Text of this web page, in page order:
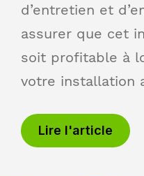
d’entretien et
assurer que cet
soit profitable à
votre installation
Lire l'article